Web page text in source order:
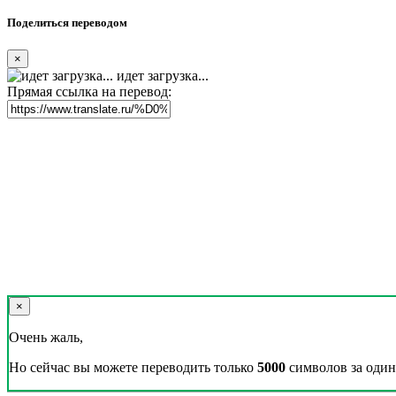
Поделиться переводом
×
идет загрузка...
Прямая ссылка на перевод:
×
Очень жаль,
Но сейчас вы можете переводить только 5000 символов за